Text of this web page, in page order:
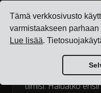
Tämä verkkosivusto
varmistaakseen
Lue lisää.
Tarvitsetko
kuljetusliikkeet,
tiimisi. Haluatko